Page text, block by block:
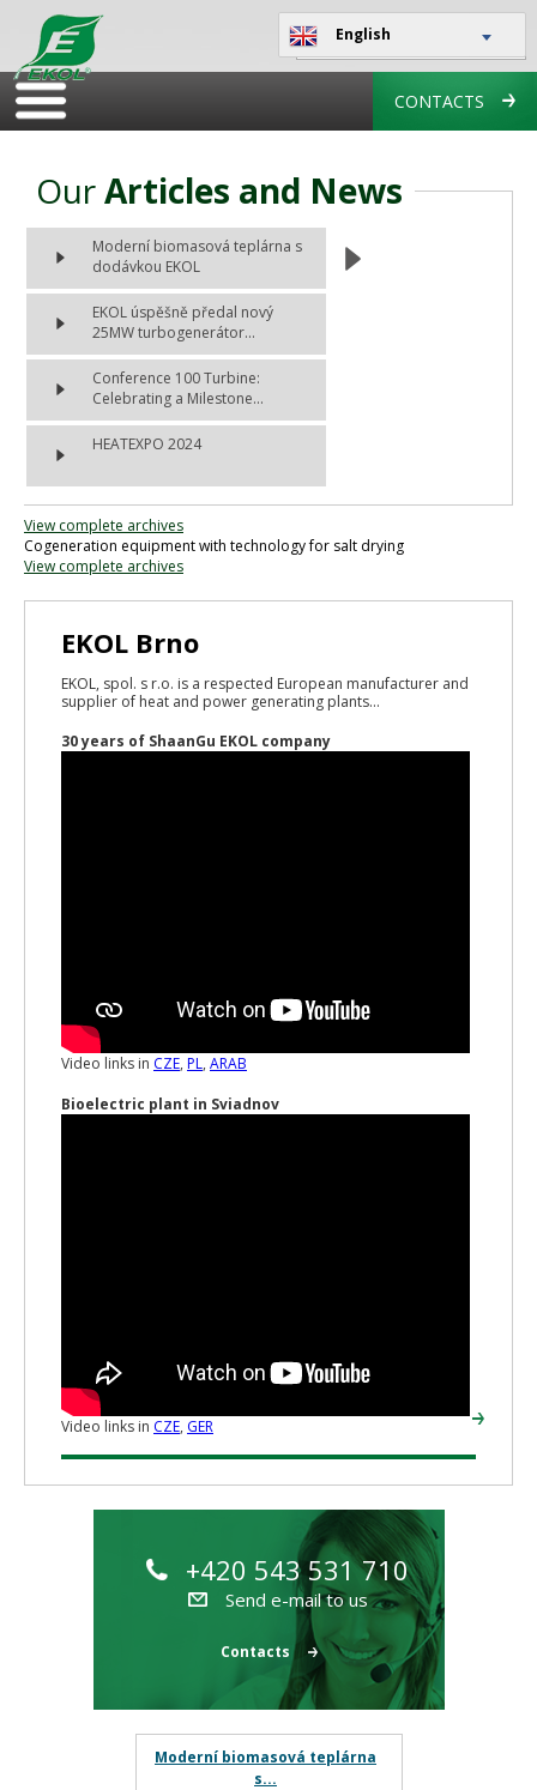
English
CONTACTS
OurArticles and News
Moderní biomasová teplárna s
dodávkou EKOL
EKOL úspěšně předal nový
25MW turbogenerátor...
Conference 100 Turbine:
Celebrating a Milestone...
HEATEXPO 2024
View complete archives
Cogeneration equipment with technology for salt drying
View complete archives
EKOL Brno
EKOL, spol. s r.o. is a respected European manufacturer and
supplier of heat and power generating plants...
30 years of ShaanGu EKOL company
Video links in CZE, PL, ARAB
Bioelectric plant in Sviadnov
Video links in CZE, GER
+420 543 531 710
Send e-mail to us
Contacts
Moderní biomasová teplárna
s...